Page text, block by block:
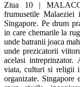
Ziua 10 |
frumusetile
Singapore. Pe drum
in care chemarile la
unde batranii joaca
unde prezicatorii
acelasi
viata, culturi si religii
organizate. Singapore